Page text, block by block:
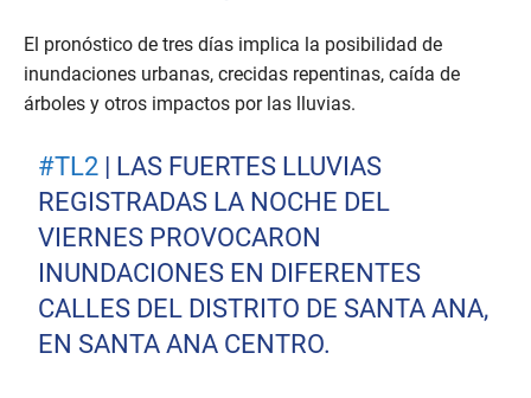
El pronóstico de tres días implica la posibilidad de
inundaciones urbanas, crecidas repentinas, caída de
árboles y otros impactos por las lluvias.
#TL2 | LAS FUERTES LLUVIAS
REGISTRADAS LA NOCHE DEL
VIERNES PROVOCARON
INUNDACIONES EN DIFERENTES
CALLES DEL DISTRITO DE SANTA ANA,
EN SANTA ANA CENTRO.